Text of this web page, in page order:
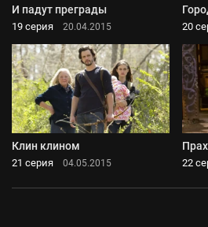
И падут преграды
19 серия 20.04.2015 20
Клин клином
21 серия 04.05.2015 22